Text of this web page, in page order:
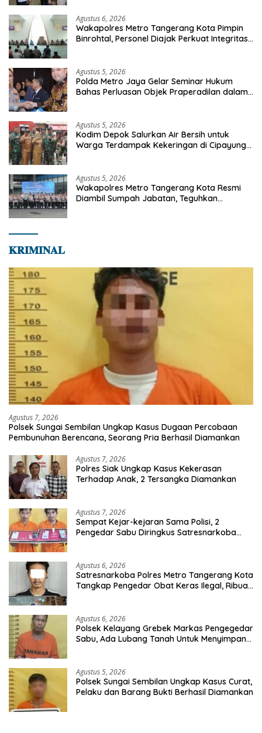
Agustus 6, 2026
Wakapolres Metro Tangerang Kota Pimpin
Binrohtal, Personel Diajak Perkuat Integritas
Agustus 5, 2026
Polda Metro Jaya Gelar Seminar Hukum
Bahas Perluasan Objek Praperadilan dalam
Agustus 5, 2026
Kodim Depok Salurkan Air Bersih untuk
Warga Terdampak Kekeringan di Cipayung
Agustus 5, 2026
Wakapolres Metro Tangerang Kota Resmi
Diambil Sumpah Jabatan, Teguhkan
𝐊𝐑𝐈𝐌𝐈𝐍𝐀𝐋
Agustus 7, 2026
Polsek Sungai Sembilan Ungkap Kasus Dugaan Percobaan
Pembunuhan Berencana, Seorang Pria Berhasil Diamankan
Agustus 7, 2026
Polres Siak Ungkap Kasus Kekerasan
Terhadap Anak, 2 Tersangka Diamankan
Agustus 7, 2026
Sempat Kejar-kejaran Sama Polisi, 2
Pengedar Sabu Diringkus Satresnarkoba
Agustus 6, 2026
Satresnarkoba Polres Metro Tangerang Kota
Tangkap Pengedar Obat Keras Ilegal, Ribuan
Agustus 6, 2026
Polsek Kelayang Grebek Markas Pengegedar
Sabu, Ada Lubang Tanah Untuk Menyimpan
Agustus 5, 2026
Polsek Sungai Sembilan Ungkap Kasus Curat,
Pelaku dan Barang Bukti Berhasil Diamankan